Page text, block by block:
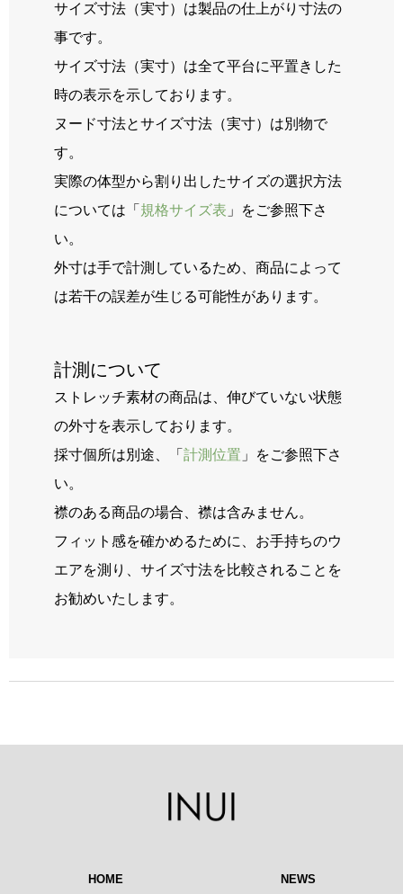
サイズ寸法（実寸）は製品の仕上がり寸法の
事です。
サイズ寸法（実寸）は全て平台に平置きした
時の表示を示しております。
ヌード寸法とサイズ寸法（実寸）は別物で
す。
実際の体型から割り出したサイズの選択方法
については「 規格サイズ表 」をご参照下さ
い。
外寸は手で計測しているため、商品によって
は若干の誤差が生じる可能性があります。
計測について
ストレッチ素材の商品は、伸びていない状態
の外寸を表示しております。
採寸個所は別途、「 計測位置 」をご参照下さ
い。
襟のある商品の場合、襟は含みません。
フィット感を確かめるために、お手持ちのウ
エアを測り、サイズ寸法を比較されることを
お勧めいたします。
HOME NEWS